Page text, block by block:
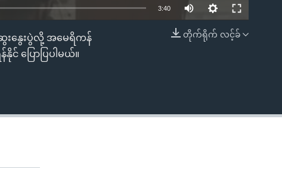
EMBED
3:40
တိုက်ရိုက် လင့်ခ်
းနွေးပွဲလို့ အမေရိကန်
င် ပြောပြပါမယ်။